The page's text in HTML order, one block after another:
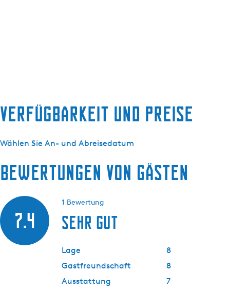
Verfügbarkeit und Preise
Wählen Sie An- und Abreisedatum
Bewertungen von Gästen
7.4
1 Bewertung
Sehr gut
Lage
8
Gastfreundschaft
8
Ausstattung
7